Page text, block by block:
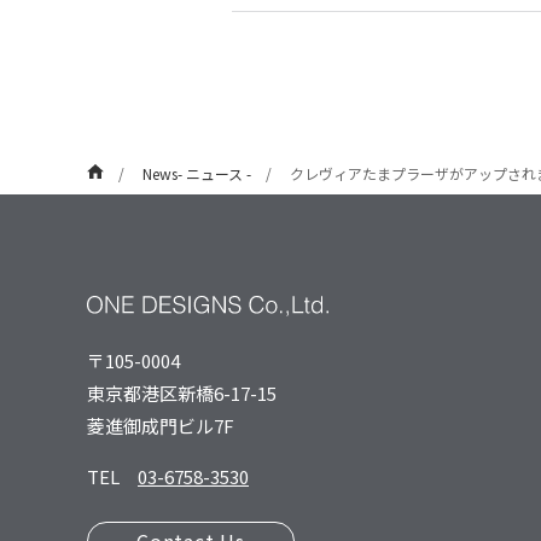
News- ニュース - クレヴィアたまプラーザがアップされ
〒105-0004
東京都港区新橋6-17-15
菱進御成⾨ビル7F
TEL
03-6758-3530